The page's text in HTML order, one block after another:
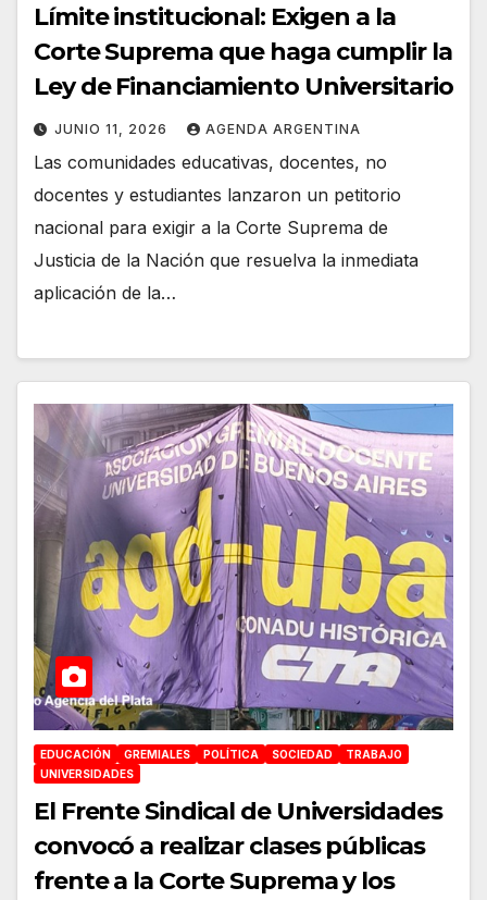
Límite institucional: Exigen a la
Corte Suprema que haga cumplir la
Ley de Financiamiento Universitario
JUNIO 11, 2026 AGENDA ARGENTINA
Las comunidades educativas, docentes, no
docentes y estudiantes lanzaron un petitorio
nacional para exigir a la Corte Suprema de
Justicia de la Nación que resuelva la inmediata
aplicación de la…
EDUCACIÓN GREMIALES POLÍTICA SOCIEDAD
TRABAJO
UNIVERSIDADES
El Frente Sindical de Universidades
convocó a realizar clases públicas
frente a la Corte Suprema y los